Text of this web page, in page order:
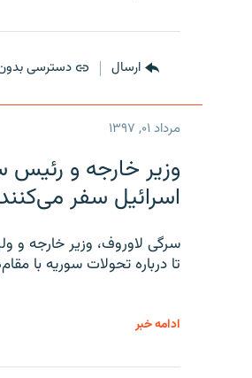
ارسال دسترسی
مرداد ۰۱, ۱۳۹۷
وزیر خارجه و رئیس‌
اسرائیل سفر می‌کنند
سرگی لاوروف، وزیر خارجه و
تا درباره تحولات سوریه با
ادامه خبر